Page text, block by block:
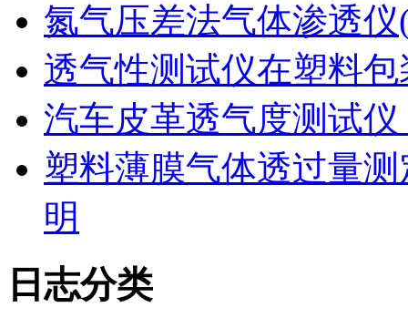
氮气压差法气体渗透
透气性测试仪在塑料
汽车皮革透气度测试
塑料薄膜气体透过量
明
日志分类